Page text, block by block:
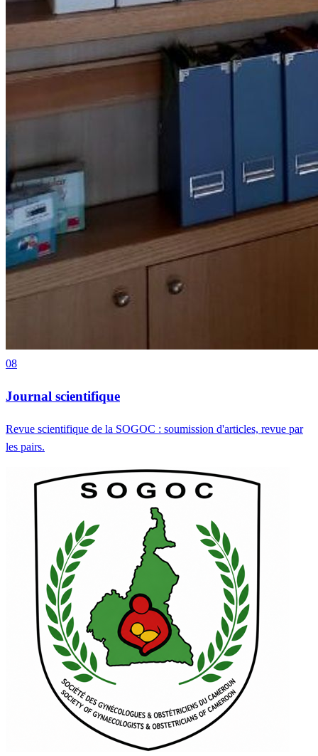
08
Journal scientifique
Revue scientifique de la SOGOC : soumission d'articles, revue par
les pairs.